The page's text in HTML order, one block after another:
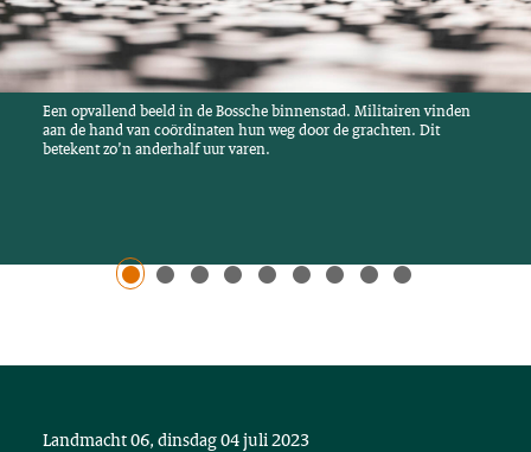
Een opvallend beeld in de Bossche binnenstad. Militairen vinden
aan de hand van coördinaten hun weg door de grachten. Dit
betekent zo’n anderhalf uur varen.
Landmacht 06, dinsdag 04 juli 2023